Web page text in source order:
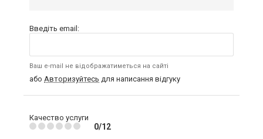
Введіть email:
Ваш e-mail не відображатиметься на сайті
або Авторизуйтесь для написання відгуку
Качество услуги
0/12